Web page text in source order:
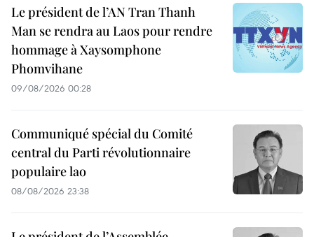
Le président de l’AN Tran Thanh
Man se rendra au Laos pour rendre
hommage à Xaysomphone
Phomvihane
09/08/2026 00:28
Communiqué spécial du Comité
central du Parti révolutionnaire
populaire lao
08/08/2026 23:38